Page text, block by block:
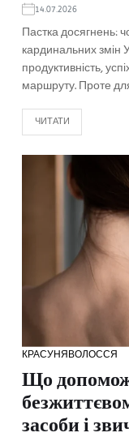
14.07.2026
Пастка досягнень:
кардинальних змін
продуктивність,
маршруту. Проте
ЧИТАТИ
КРАСУНЯВОЛОССЯ
Що
засоби і